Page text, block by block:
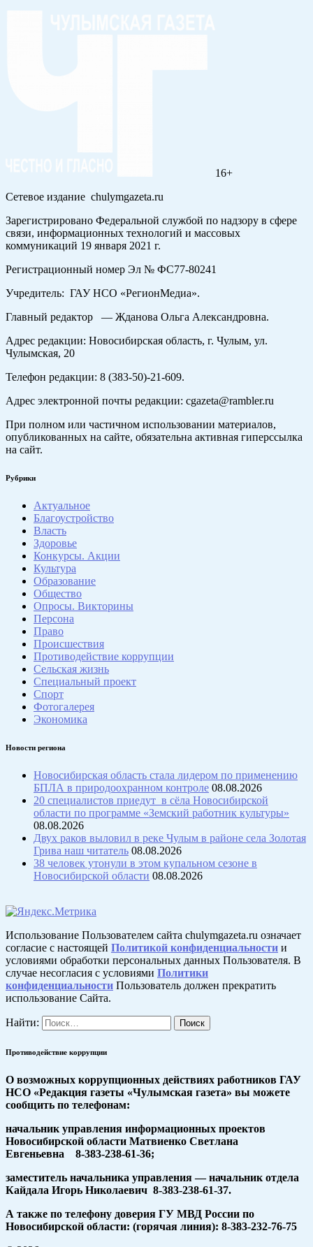
16+
Сетевое издание chulymgazeta.ru
Зарегистрировано Федеральной службой по надзору в сфере
связи, информационных технологий и массовых
коммуникаций 19 января 2021 г.
Регистрационный номер Эл № ФС77-80241
Учредитель: ГАУ НСО «РегионМедиа».
Главный редактор — Жданова Ольга Александровна.
Адрес редакции: Новосибирская область, г. Чулым, ул.
Чулымская, 20
Телефон редакции: 8 (383-50)-21-609.
Адрес электронной почты редакции: cgazeta@rambler.ru
При полном или частичном использовании материалов,
опубликованных на сайте, обязательна активная гиперссылка
на сайт.
Рубрики
Актуальное
Благоустройство
Власть
Здоровье
Конкурсы. Акции
Культура
Образование
Общество
Опросы. Викторины
Персона
Право
Происшествия
Противодействие коррупции
Сельская жизнь
Специальный проект
Спорт
Фотогалерея
Экономика
Новости региона
Новосибирская область стала лидером по применению
БПЛА в природоохранном контроле 08.08.2026
20 специалистов приедут в сёла Новосибирской
области по программе «Земский работник культуры»
08.08.2026
Двух раков выловил в реке Чулым в районе села Золотая
Грива наш читатель 08.08.2026
38 человек утонули в этом купальном сезоне в
Новосибирской области 08.08.2026
Использование Пользователем сайта chulymgazeta.ru означает
согласие с настоящей Политикой конфиденциальности и
условиями обработки персональных данных Пользователя. В
случае несогласия с условиями Политики
конфиденциальности Пользователь должен прекратить
использование Сайта.
Найти:
Противодействие коррупции
О возможных коррупционных действиях работников ГАУ
НСО «Редакция газеты «Чулымская газета» вы можете
сообщить по телефонам:
начальник управления информационных проектов
Новосибирской области Матвиенко Светлана
Евгеньевна 8-383-238-61-36;
заместитель начальника управления — начальник отдела
Кайдала Игорь Николаевич 8-383-238-61-37.
А также по телефону доверия ГУ МВД России по
Новосибирской области: (горячая линия): 8-383-232-76-75